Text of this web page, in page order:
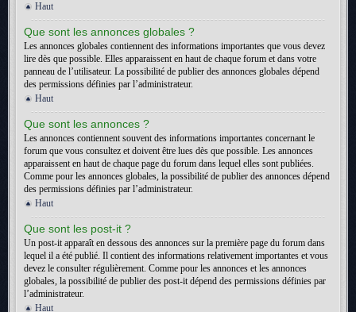
Haut
Que sont les annonces globales ?
Les annonces globales contiennent des informations importantes que vous devez
lire dès que possible. Elles apparaissent en haut de chaque forum et dans votre
panneau de l’utilisateur. La possibilité de publier des annonces globales dépend
des permissions définies par l’administrateur.
Haut
Que sont les annonces ?
Les annonces contiennent souvent des informations importantes concernant le
forum que vous consultez et doivent être lues dès que possible. Les annonces
apparaissent en haut de chaque page du forum dans lequel elles sont publiées.
Comme pour les annonces globales, la possibilité de publier des annonces dépend
des permissions définies par l’administrateur.
Haut
Que sont les post-it ?
Un post-it apparaît en dessous des annonces sur la première page du forum dans
lequel il a été publié. Il contient des informations relativement importantes et vous
devez le consulter régulièrement. Comme pour les annonces et les annonces
globales, la possibilité de publier des post-it dépend des permissions définies par
l’administrateur.
Haut